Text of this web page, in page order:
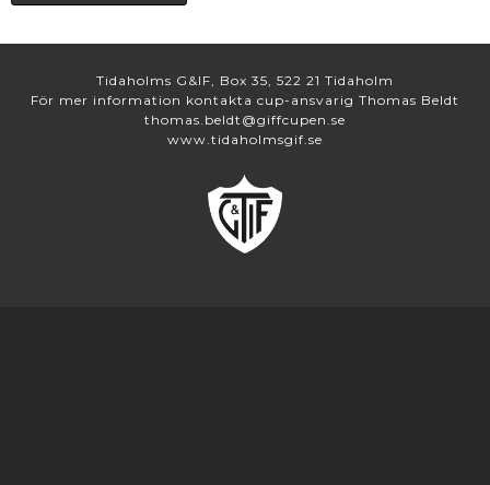
Tidaholms G&IF, Box 35, 522 21 Tidaholm
För mer information kontakta cup-ansvarig Thomas Beldt
thomas.beldt@giffcupen.se
www.tidaholmsgif.se